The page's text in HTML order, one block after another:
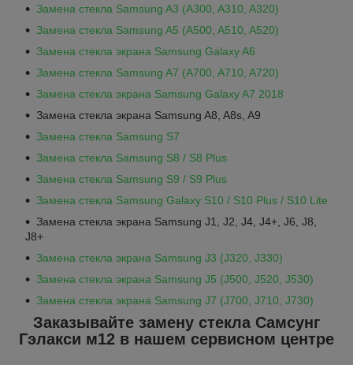
Замена стекла Samsung A3 (A300, A310, A320)
Замена стекла Samsung A5 (A500, A510, A520)
Замена стекла экрана Samsung Galaxy A6
Замена стекла Samsung A7 (A700, A710, A720)
Замена стекла экрана Samsung Galaxy A7 2018
Замена стекла экрана Samsung A8, A8s, A9
Замена стекла Samsung S7
Замена стекла Samsung S8 / S8 Plus
Замена стекла Samsung S9 / S9 Plus
Замена стекла Samsung Galaxy S10 / S10 Plus / S10 Lite
Замена стекла экрана Samsung J1, J2, J4, J4+, J6, J8,
J8+
Замена стекла экрана Samsung J3 (J320, J330)
Замена стекла экрана Samsung J5 (J500, J520, J530)
Замена стекла экрана Samsung J7 (J700, J710, J730)
Заказывайте замену стекла Самсунг
Гэлакси м12 в нашем сервисном центре